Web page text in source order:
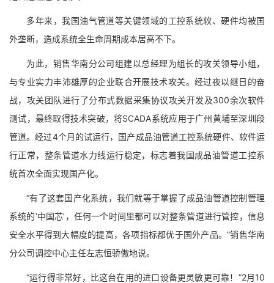
多年来，我国油气管道等关键领域的工控系统软、硬件均被国
外垄断，造成系统全生命周期成本居高不下。
为此，销售华南分公司组建以总经理为组长的攻关领导小组，
与专业实力丰沛雄厚的企业联合开展技术攻关。经过夜以继日的奋
战，攻关团队进行了分布式数据采集协议攻关开发及300余次软件
测试，最终取得技术突破，将SCADA系统应用于广州黄埔至深圳段
管道。经过4个月的试运行，国产成品油管道工控系统硬件、软件运
行正常，整条管道水力线运行稳定，标志着我国成品油管道工控系
统首次全面实现国产化。
“有了这套国产化系统，我们就等于掌握了成品油管道控制管理
系统的‘中国芯’，任何一个时间里都可以对整条管道进行管控，信息
安全水平得到大幅度的提高，各项指标都优于国外产品。”销售华南
分公司调控中心主任左志恒骄傲地说。
“运行得非常好，比这台在用的进口设备更灵敏更可靠！”2月10